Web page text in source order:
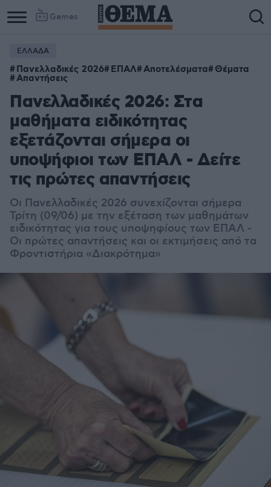
Games
Column
1
Column
2
ΕΛΛΑΔΑ
Πανελλαδικές 2026 ΕΠΑΛ Αποτελέσματα Θέματα
Απαντήσεις
Πανελλαδικές 2026: Στα
μαθήματα ειδικότητας
εξετάζονται σήμερα οι
υποψήφιοι των ΕΠΑΛ - Δείτε
τις πρώτες απαντήσεις
Οι Πανελλαδικές 2026 συνεχίζονται σήμερα
Τρίτη (09/06) με την εξέταση των μαθημάτων
ειδικότητας για τους υποψηφίους των ΕΠΑΛ -
Οι πρώτες απαντήσεις και οι εκτιμήσεις από τα
Φροντιστήρια «Διακρότημα»